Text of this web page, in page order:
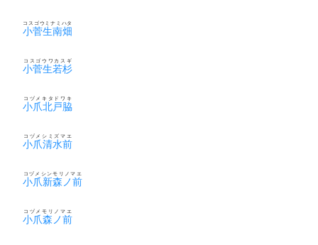
小菅生南畑
コスゴウミナミハタ
小菅生若杉
コスゴウワカスギ
小爪北戸脇
コヅメキタドワキ
小爪清水前
コヅメシミズマエ
小爪新森ノ前
コヅメシンモリノマエ
小爪森ノ前
コヅメモリノマエ